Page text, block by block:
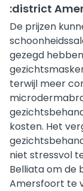
:district
De prijzen
gezegd
terwijl meer
kosten. Het
niet stressvol
Belliata om de
Amersfoort te